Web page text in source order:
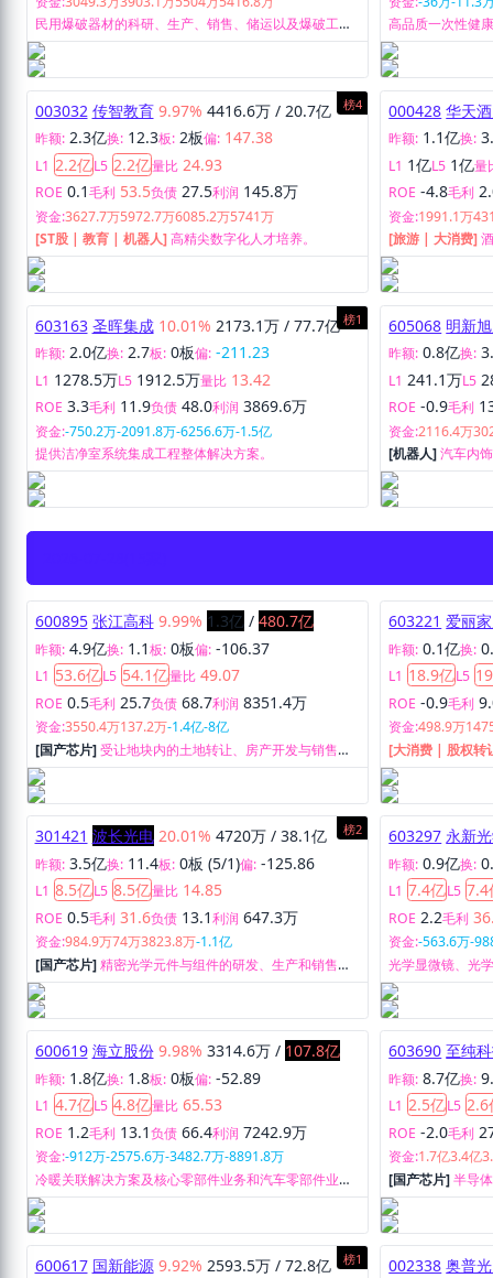
民用爆破器材的科研、生产、销售、储运以及爆破工程
设计、施工服务。
高品质一次性健
综合解决方案等
榜4
003032 传智教育 9.97% 4416.6万 / 20.7亿
昨额: 2.3亿换: 12.3板: 2板偏: 147.38
L1 2.2亿L5 2.2亿量比 24.93
ROE 0.1毛利 53.5负债 27.5利润 145.8万
资金:3627.7万5972.7万6085.2万5741万
[ST股 | 教育 | 机器人]高精尖数字化人才培养。
000428 华天
昨额: 1.1亿换:
L1 1亿L5 1亿量
ROE -4.8毛利
资金:1991.1万
[旅游 | 大消费]
榜1
603163 圣晖集成 10.01% 2173.1万 / 77.7亿
昨额: 2.0亿换: 2.7板: 0板偏: -211.23
L1 1278.5万L5 1912.5万量比 13.42
ROE 3.3毛利 11.9负债 48.0利润 3869.6万
资金:-750.2万-2091.8万-6256.6万-1.5亿
提供洁净室系统集成工程整体解决方案。
605068 明新
昨额: 0.8亿换:
L1 241.1万L5
ROE -0.9毛利
资金:2116.4万
[机器人]汽车内
600895 张江高科 9.99% 1.3亿 / 480.7亿
昨额: 4.9亿换: 1.1板: 0板偏: -106.37
L1 53.6亿L5 54.1亿量比 49.07
ROE 0.5毛利 25.7负债 68.7利润 8351.4万
资金:3550.4万137.2万-1.4亿-8亿
[国产芯片]受让地块内的土地转让、房产开发与销售、
房产租赁、数据通信服务,创业投资。
603221 爱丽
昨额: 0.1亿换:
L1 18.9亿L5
ROE -0.9毛利
资金:498.9万
[大消费 | 股权
生产和销售。
榜2
301421 波长光电 20.01% 4720万 / 38.1亿
昨额: 3.5亿换: 11.4板: 0板 (5/1)偏: -125.86
L1 8.5亿L5 8.5亿量比 14.85
ROE 0.5毛利 31.6负债 13.1利润 647.3万
资金:984.9万74万3823.8万-1.1亿
[国产芯片]精密光学元件与组件的研发、生产和销售，
提供各类光学设备、光学设计以及光学检测的整体解决
方案。
603297 永新
昨额: 0.9亿换:
L1 7.4亿L5 7.4
ROE 2.2毛利
资金:-563.6万-
光学显微镜、光
产和销售。
600619 海立股份 9.98% 3314.6万 / 107.8亿
昨额: 1.8亿换: 1.8板: 0板偏: -52.89
L1 4.7亿L5 4.8亿量比 65.53
ROE 1.2毛利 13.1负债 66.4利润 7242.9万
资金:-912万-2575.6万-3482.7万-8891.8万
冷暖关联解决方案及核心零部件业务和汽车零部件业
务。
603690 至纯
昨额: 8.7亿换:
L1 2.5亿L5 2.6
ROE -2.0毛利
资金:1.7亿3.4亿
[国产芯片]半导
发和生产销售，
榜1
600617 国新能源 9.92% 2593.5万 / 72.8亿 002338 奥普